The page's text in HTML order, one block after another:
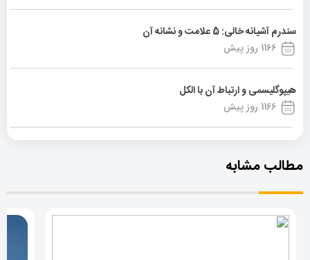
سندرم آشیانه خالی: 5 علامت و نشانه آن
1166 روز پیش
هیپوگلیسمی و ارتباط آن با الکل
1166 روز پیش
مطالب مشابه